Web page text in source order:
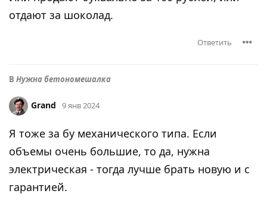
отдают за шоколад.
Ответить
В Нужна бетономешалка
Grand 9 янв 2024
Я тоже за бу механического типа. Если
объемы очень большие, то да, нужна
электрическая - тогда лучше брать новую и с
гарантией.